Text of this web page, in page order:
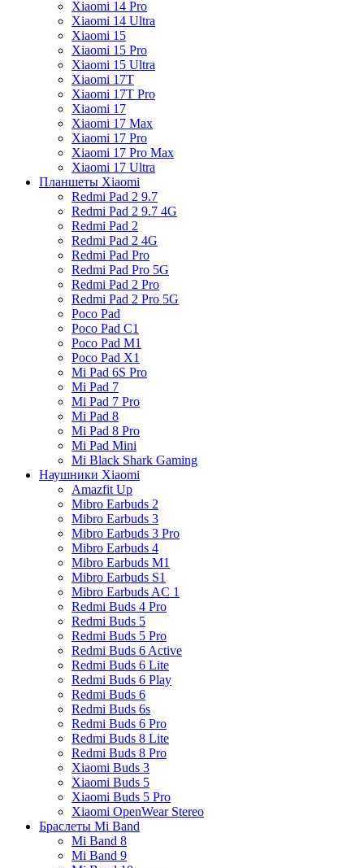
Xiaomi 14 Pro
Xiaomi 14 Ultra
Xiaomi 15
Xiaomi 15 Pro
Xiaomi 15 Ultra
Xiaomi 17T
Xiaomi 17T Pro
Xiaomi 17
Xiaomi 17 Max
Xiaomi 17 Pro
Xiaomi 17 Pro Max
Xiaomi 17 Ultra
Планшеты Xiaomi
Redmi Pad 2 9.7
Redmi Pad 2 9.7 4G
Redmi Pad 2
Redmi Pad 2 4G
Redmi Pad Pro
Redmi Pad Pro 5G
Redmi Pad 2 Pro
Redmi Pad 2 Pro 5G
Poco Pad
Poco Pad C1
Poco Pad M1
Poco Pad X1
Mi Pad 6S Pro
Mi Pad 7
Mi Pad 7 Pro
Mi Pad 8
Mi Pad 8 Pro
Mi Pad Mini
Mi Black Shark Gaming
Наушники Xiaomi
Amazfit Up
Mibro Earbuds 2
Mibro Earbuds 3
Mibro Earbuds 3 Pro
Mibro Earbuds 4
Mibro Earbuds M1
Mibro Earbuds S1
Mibro Earbuds AC 1
Redmi Buds 4 Pro
Redmi Buds 5
Redmi Buds 5 Pro
Redmi Buds 6 Active
Redmi Buds 6 Lite
Redmi Buds 6 Play
Redmi Buds 6
Redmi Buds 6s
Redmi Buds 6 Pro
Redmi Buds 8 Lite
Redmi Buds 8 Pro
Xiaomi Buds 3
Xiaomi Buds 5
Xiaomi Buds 5 Pro
Xiaomi OpenWear Stereo
Браслеты Mi Band
Mi Band 8
Mi Band 9